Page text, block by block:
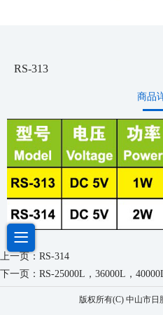
RS-313
商品
上一页： RS-314
下一页： RS-25000L，36000L，
版权所有(C) 中山市日